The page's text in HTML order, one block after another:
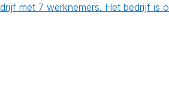
met 7 werknemers. Het bedrijf